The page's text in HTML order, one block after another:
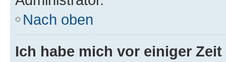
Nach oben
Ich habe mich vor einiger